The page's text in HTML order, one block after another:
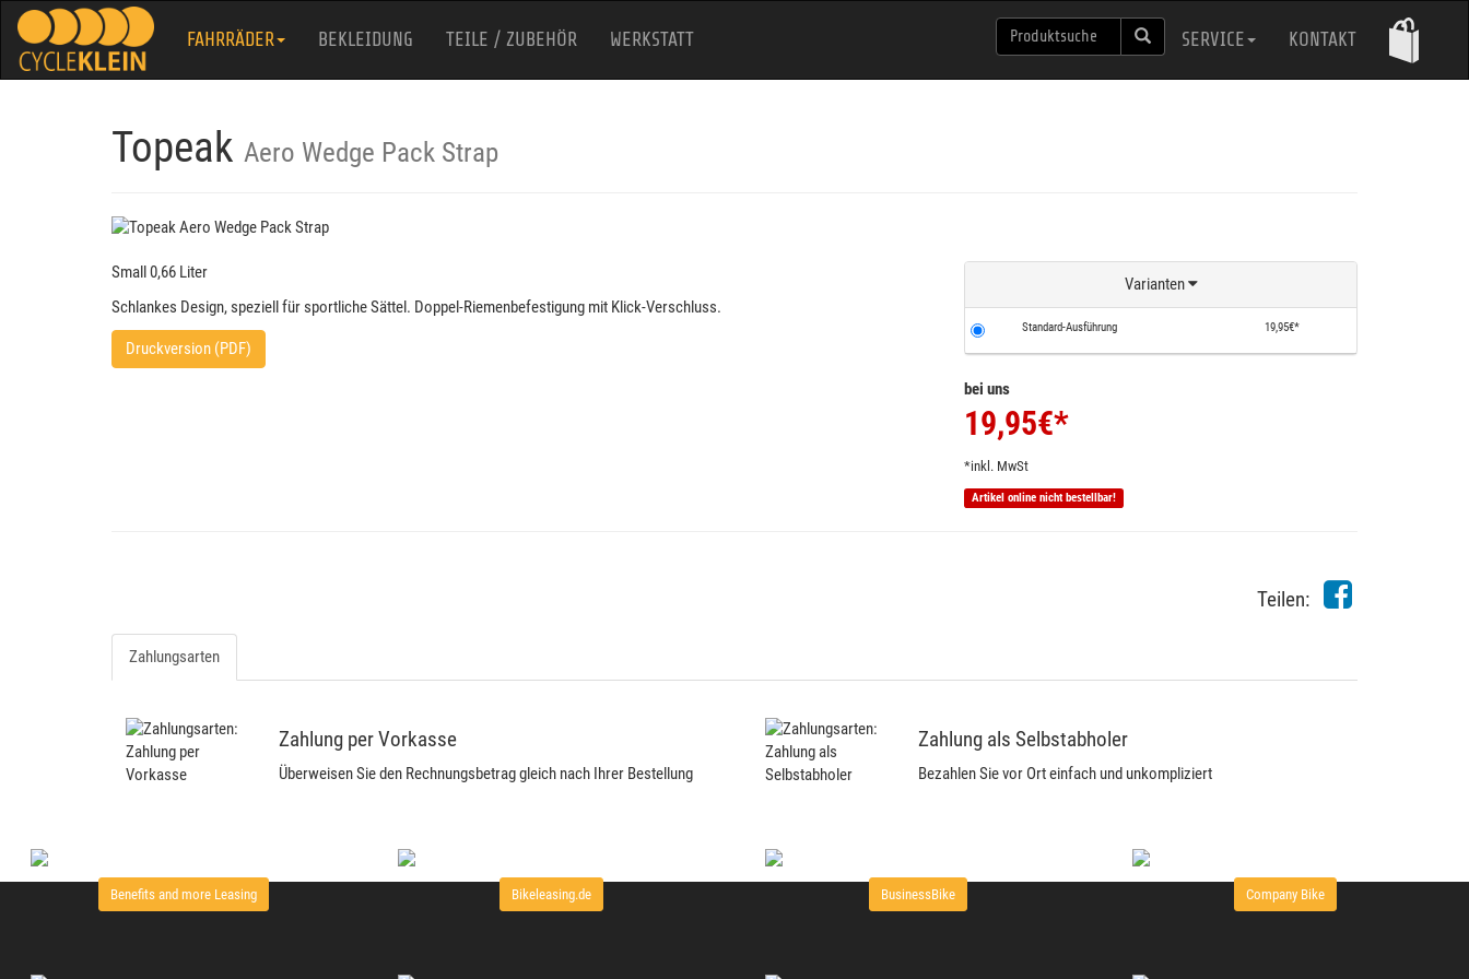
FAHRRÄDER BEKLEIDUNG TEILE / ZUBEHÖR WERKSTATT SERVICE KONTAKT
Topeak Aero Wedge Pack Strap
Small 0,66 Liter
Schlankes Design, speziell für sportliche Sättel. Doppel-Riemenbefestigung mit Klick-Verschluss.
Druckversion (PDF)
Varianten
Standard-Ausführung 19,95€*
bei uns
19,95€*
*inkl. MwSt
Artikel online nicht bestellbar!
Teilen:
Zahlungsarten
Zahlung per Vorkasse
Überweisen Sie den Rechnungsbetrag gleich nach Ihrer Bestellung
Zahlung als Selbstabholer
Bezahlen Sie vor Ort einfach und unkompliziert
Benefits and more Leasing Bikeleasing.de BusinessBike Company Bike